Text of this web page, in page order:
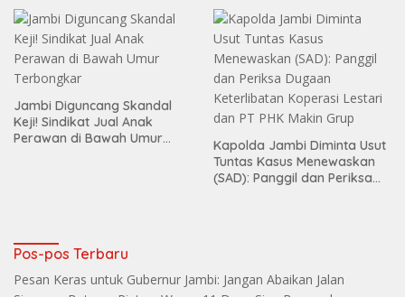
Jambi Diguncang Skandal
Keji! Sindikat Jual Anak
Perawan di Bawah Umur
Kapolda Jambi Diminta Usut
Tuntas Kasus Menewaskan
(SAD): Panggil dan Periksa
Pos-pos Terbaru
Pesan Keras untuk Gubernur Jambi: Jangan Abaikan Jalan